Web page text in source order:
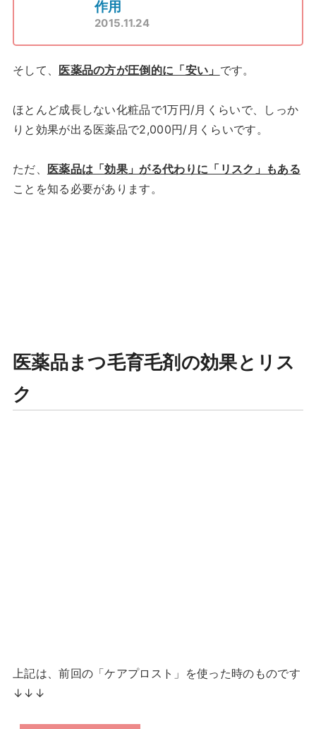
作用
2015.11.24
そして、 医薬品の方が圧倒的に「安い」 です。
ほとんど成長しない化粧品で1万円/月くらいで、しっか
りと効果が出る医薬品で2,000円/月くらいです。
ただ、
医薬品は「効果」がる代わりに「リスク」もある
ことを知る必要があります。
医薬品まつ毛育毛剤の効果とリス
ク
上記は、前回の「ケアプロスト」を使った時のものです
↓↓↓